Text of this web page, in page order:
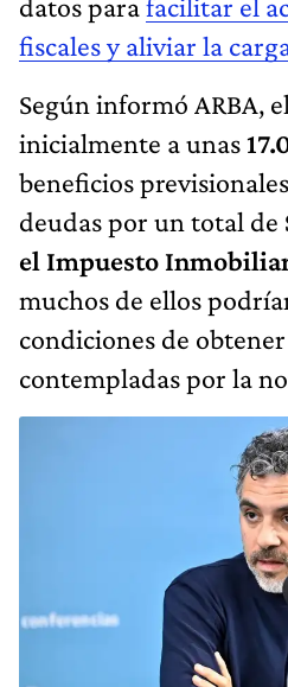
datos parafacilitar el
fiscales y aliviar la
Según informó ARBA,
inicialmente a unas
beneficios
deudas por un total de
el Impuesto
muchos de ellos
condiciones de
contempladas por la